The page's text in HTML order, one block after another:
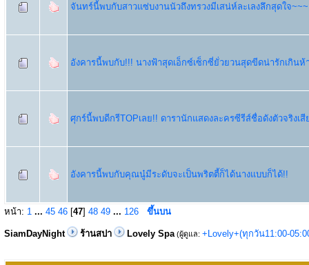
จันทร์นี้พบกับสาวแซ่บงานนัวถึงทรวงมีเสน่ห์ละเลงลึกสุดใจ~~~
อังคารนี้พบกับ!!! นางฟ้าสุดเอ็กซ์เซ็กซี่ยั่วยวนสุดขีดน่ารักเกินห้
ศุกร์นี้พบดีกรีTOPเลย!! ดารานักแสดงละครซีรีส์ชื่อดังตัวจริงเสี
อังคารนี้พบกับคุณนู๋มีระดับจะเป็นพริตตี้ก็ได้นางแบบก็ได้!!
หน้า: 1 ... 45 46 [47] 48 49 ... 126 ขึ้นบน
SiamDayNight ร้านสปา Lovely Spa (ผู้ดูแล: +Lovely+(ทุกวัน11:00-